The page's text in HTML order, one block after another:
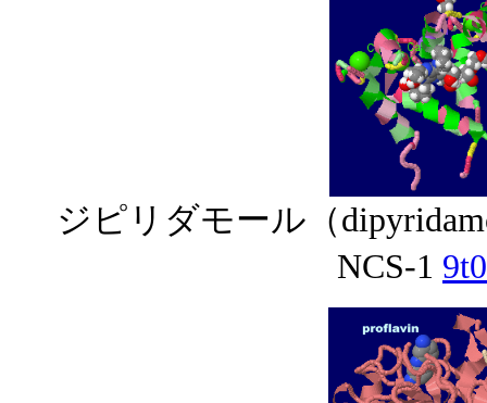
ジピリダモール（
NCS-1